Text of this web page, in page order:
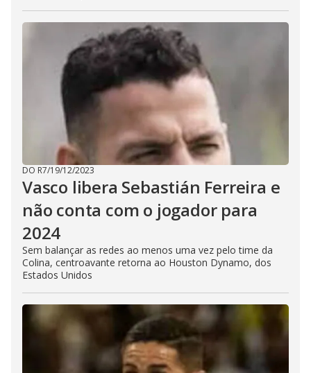
DO R7/19/12/2023
Vasco libera Sebastián Ferreira e
não conta com o jogador para
2024
Sem balançar as redes ao menos uma vez pelo time da
Colina, centroavante retorna ao Houston Dynamo, dos
Estados Unidos